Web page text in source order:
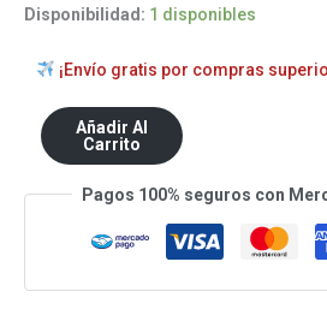
Disponibilidad: 1 disponibles
¡Envío gratis por compras
Añadir Al
Carrito
Pagos 100% seguros con